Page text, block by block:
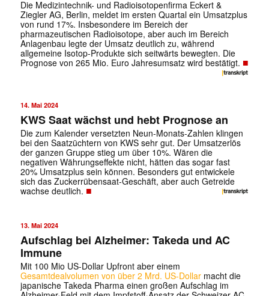
✕
Die Medizintechnik- und Radioisotopenfirma Eckert &
Ziegler AG, Berlin, meldet im ersten Quartal ein Umsatzplus
von rund 17%. Insbesondere im Bereich der
pharmazeutischen Radioisotope, aber auch im Bereich
Anlagenbau legte der Umsatz deutlich zu, während
allgemeine Isotop-Produkte sich seitwärts bewegten. Die
Prognose von 265 Mio. Euro Jahresumsatz wird bestätigt. ■
14. Mai 2024
KWS Saat wächst und hebt Prognose an
Die zum Kalender versetzten Neun-Monats-Zahlen klingen
bei den Saatzüchtern von KWS sehr gut. Der Umsatzerlös
der ganzen Gruppe stieg um über 10%. Wären die
negativen Währungseffekte nicht, hätten das sogar fast
20% Umsatzplus sein können. Besonders gut entwickele
sich das Zuckerrübensaat-Geschäft, aber auch Getreide
wachse deutlich. ■
13. Mai 2024
Aufschlag bei Alzheimer: Takeda und AC
Immune
Mit 100 Mio US-Dollar Upfront aber einem
Gesamtdealvolumen von über 2 Mrd. US-Dollarmacht die
japanische Takeda Pharma einen großen Aufschlag im